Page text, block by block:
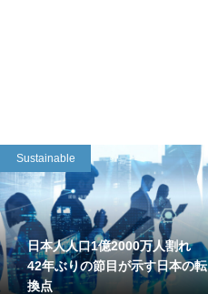
Sustainable
日本人人口1億2000万人割れ
42年ぶりの節目が示す日本の転
換点